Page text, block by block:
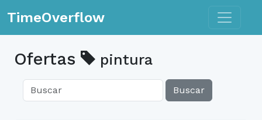
TimeOverflow Toggle
Ofertas pintura
Buscar